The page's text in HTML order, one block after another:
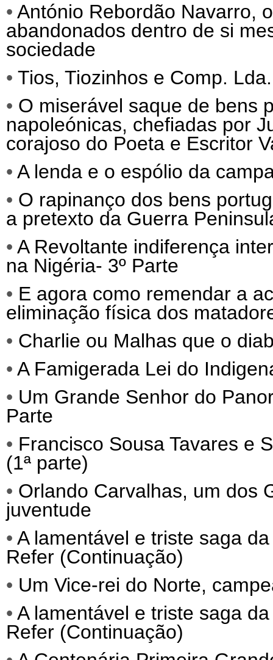
• António Rebordão Navarro,
abandonados dentro de si
sociedade
• Tios, Tiozinhos e Comp. Lda.
• O miserável saque de bens
napoleónicas, chefiadas por
corajoso do Poeta e Escritor
• A lenda e o espólio da
• O rapinanço dos bens
a pretexto da Guerra
• A Revoltante indiferença
na Nigéria- 3º Parte
• E agora como remendar a
eliminação física dos
• Charlie ou Malhas que o
• A Famigerada Lei do
• Um Grande Senhor do
Parte
• Francisco Sousa Tavares e
(1ª parte)
• Orlando Carvalhas, um dos
juventude
• A lamentável e triste saga
Refer (Continuação)
• Um Vice-rei do Norte,
• A lamentável e triste saga
Refer (Continuação)